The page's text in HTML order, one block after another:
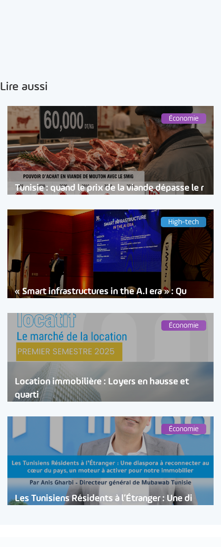
Lire aussi
Économie
Tunisie : quand le prix de la viande dépasse le r
High-tech
« Smart infrastructures in the A.I era » : Qu
Économie
Location immobilière : Loyers en hausse et
quarti
Économie
Les Tunisiens Résidents à l’Étranger : Une di